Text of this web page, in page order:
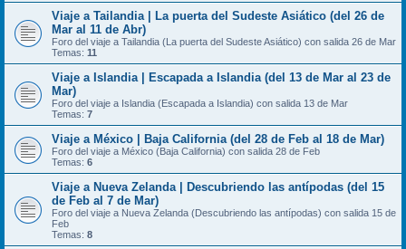
Viaje a Tailandia | La puerta del Sudeste Asiático (del 26 de
Mar al 11 de Abr)
Foro del viaje a Tailandia (La puerta del Sudeste Asiático) con salida 26 de Mar
Temas: 11
Viaje a Islandia | Escapada a Islandia (del 13 de Mar al 23 de
Mar)
Foro del viaje a Islandia (Escapada a Islandia) con salida 13 de Mar
Temas: 7
Viaje a México | Baja California (del 28 de Feb al 18 de Mar)
Foro del viaje a México (Baja California) con salida 28 de Feb
Temas: 6
Viaje a Nueva Zelanda | Descubriendo las antípodas (del 15
de Feb al 7 de Mar)
Foro del viaje a Nueva Zelanda (Descubriendo las antípodas) con salida 15 de
Feb
Temas: 8